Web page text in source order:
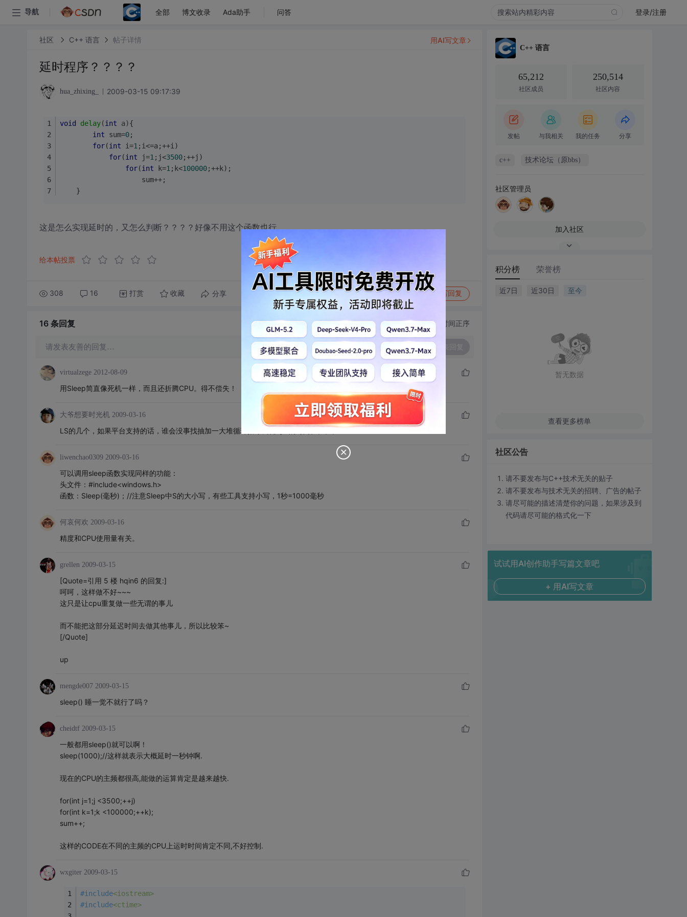
导航 全部 博文收录 Ada助手 问答 登录/注册
社区 C++ 语言 帖子详情
延时程序？？？？
hua_zhixing_ 2009-03-15 09:17:39
void delay(int a){
int sum=0;
for(int i=1 ;i<=a;++i)
for(int j=1 ;j<3500;++j)
for(int k=1 ;k<100000;++k);
					sum++;
	}
这是怎么实现延时的，又怎么判断？？？？好像不用这个函数也行。
给本帖投票
308 16 打赏 收藏 分享 转发到动态 举报 写回复
用AI写文章
16 条回复 切换为时间正序
请发表友善的回复… 发表回复
virtualzege 2012-08-09
用Sleep简直像死机一样，而且还折腾CPU。得不偿失！
大爷想要时光机 2009-03-16
LS的几个，如果平台支持的话，谁会没事找抽加一大堆循环指令去耗cpu的时间。。。。
liwenchao0309 2009-03-16
可以调用sleep函数实现同样的功能：
头文件：#include<windows.h>
函数：Sleep(毫秒)；//注意Sleep中S的大小写，有些工具支持小写，1秒=1000毫秒
何哀何欢 2009-03-16
精度和CPU使用量有关。
grellen 2009-03-15
[Quote=引用 5 楼 hqin6 的回复:]
呵呵，这样做不好~~~
这只是让cpu重复做一些无谓的事儿
而不能把这部分延迟时间去做其他事儿，所以比较笨~
[/Quote]
up
mengde007 2009-03-15
sleep() 睡一觉不就行了吗？
cheidtf 2009-03-15
一般都用sleep()就可以啊！
sleep(1000);//这样就表示大概延时一秒钟啊.
现在的CPU的主频都很高,能做的运算肯定是越来越快.
for(int j=1;j <3500;++j)
for(int k=1;k <100000;++k);
sum++;
这样的CODE在不同的主频的CPU上运时时间肯定不同,不好控制.
wxgiter 2009-03-15
#include<iostream>
#include<ctime>
C++ 语言
65,212
社区成员
250,514
社区内容
发帖 与我相关 我的任务 分享
c++ 技术论坛（原bbs）
社区管理员
加入社区
积分榜 荣誉榜
近7日 近30日 至今
暂无数据
查看更多榜单
社区公告
请不要发布与C++技术无关的贴子
请不要发布与技术无关的招聘、广告的帖子
请尽可能的描述清楚你的问题，如果涉及到
代码请尽可能的格式化一下
试试用AI创作助手写篇文章吧
+ 用AI写文章